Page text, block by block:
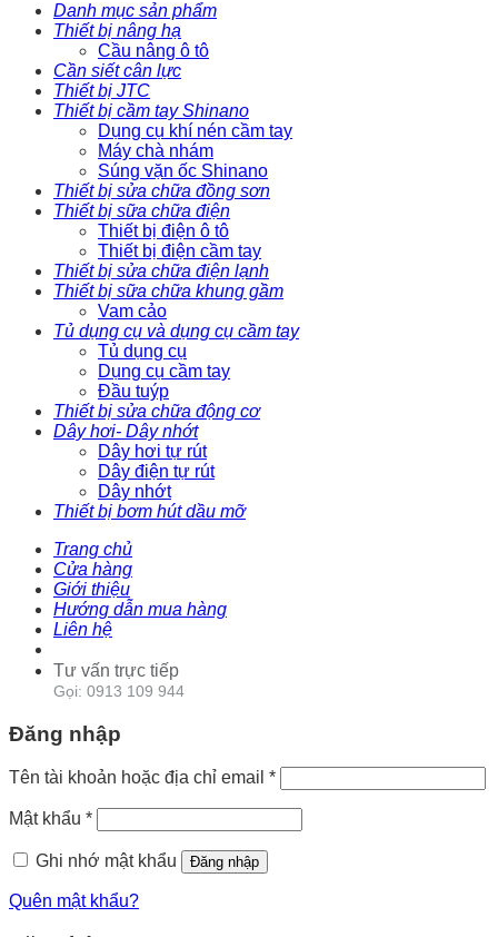
Danh mục sản phẩm
Thiết bị nâng hạ
Cầu nâng ô tô
Cần siết cân lực
Thiết bị JTC
Thiết bị cầm tay Shinano
Dụng cụ khí nén cầm tay
Máy chà nhám
Súng vặn ốc Shinano
Thiết bị sửa chữa đồng sơn
Thiết bị sữa chữa điện
Thiết bị điện ô tô
Thiết bị điện cầm tay
Thiết bị sửa chữa điện lạnh
Thiết bị sữa chữa khung gầm
Vam cảo
Tủ dụng cụ và dụng cụ cầm tay
Tủ dụng cụ
Dụng cụ cầm tay
Đầu tuýp
Thiết bị sửa chữa động cơ
Dây hơi- Dây nhớt
Dây hơi tự rút
Dây điện tự rút
Dây nhớt
Thiết bị bơm hút dầu mỡ
Trang chủ
Cửa hàng
Giới thiệu
Hướng dẫn mua hàng
Liên hệ
Tư vấn trực tiếp
Gọi: 0913 109 944
Đăng nhập
Tên tài khoản hoặc địa chỉ email *
Mật khẩu *
Ghi nhớ mật khẩu Đăng nhập
Quên mật khẩu?